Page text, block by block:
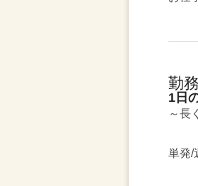
勤
1日
～長
単発/